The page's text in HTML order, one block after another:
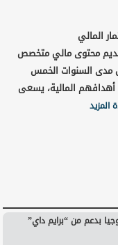
المالي
محتوى مالي متخصص
مدى السنوات الخمس
أهدافهم المالية، يسعى
المزيد
بدعم من “برايم داي”